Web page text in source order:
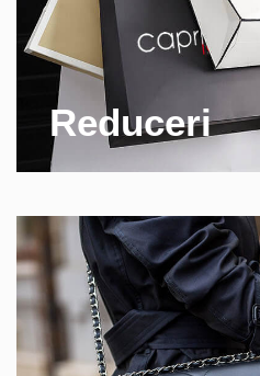
Reduceri